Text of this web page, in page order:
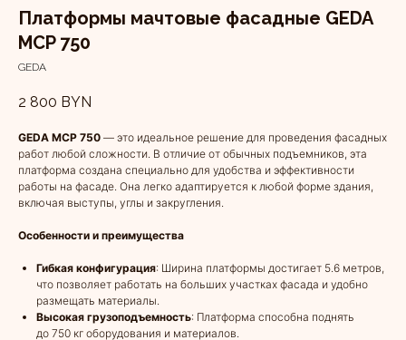
Платформы мачтовые фасадные GEDA
MCP 750
GEDA
2 800 BYN
GEDA MCP 750 — это идеальное решение для проведения фасадных
работ любой сложности. В отличие от обычных подъемников, эта
платформа создана специально для удобства и эффективности
работы на фасаде. Она легко адаптируется к любой форме здания,
включая выступы, углы и закругления.
Особенности и преимущества
Гибкая конфигурация: Ширина платформы достигает 5.6 метров,
что позволяет работать на больших участках фасада и удобно
размещать материалы.
Высокая грузоподъемность: Платформа способна поднять
до 750 кг оборудования и материалов.